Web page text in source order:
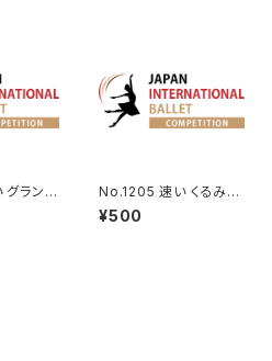
ラン・
り男性V
No.1205 速い くるみ割
り人形より王子のVa.
¥500